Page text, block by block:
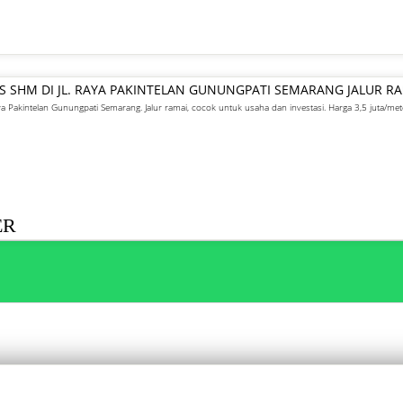
SHM DI JL. RAYA PAKINTELAN GUNUNGPATI SEMARANG JALUR
Pakintelan Gunungpati Semarang. Jalur ramai, cocok untuk usaha dan investasi. Harga 3,5 juta/